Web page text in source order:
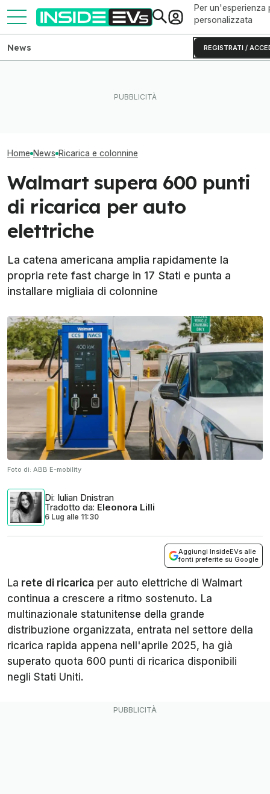
Per un'esperienza
personalizzata
REGISTRATI /
News
Home News Ricarica e colonnine
Walmart supera 600 punti
di ricarica per auto
elettriche
La catena americana amplia rapidamente la
propria rete fast charge in 17 Stati e punta a
installare migliaia di colonnine
Foto di: ABB E-mobility
Di: Iulian Dnistran
Tradotto da: Eleonora Lilli
6 Lug alle 11:30
Aggiungi InsideEVs alle
fonti preferite su Google
La rete di ricarica per auto elettriche di Walmart
continua a crescere a ritmo sostenuto. La
multinazionale statunitense della grande
distribuzione organizzata, entrata nel settore della
ricarica rapida appena nell'aprile 2025, ha già
superato quota 600 punti di ricarica disponibili
negli Stati Uniti.